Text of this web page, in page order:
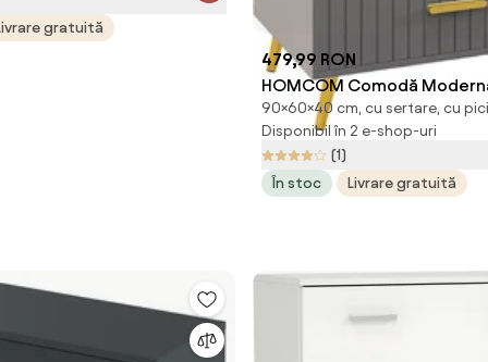
gratuită
479,99 RON
HOMCOM Comodă
Sertare, Unitate Sertar
Picioare din Aluminiu,
Gri Închis
90×60×40 cm, cu sertare, cu
Disponibil în 2 e-shop-uri
(1)
În stoc
Livrare gratuită